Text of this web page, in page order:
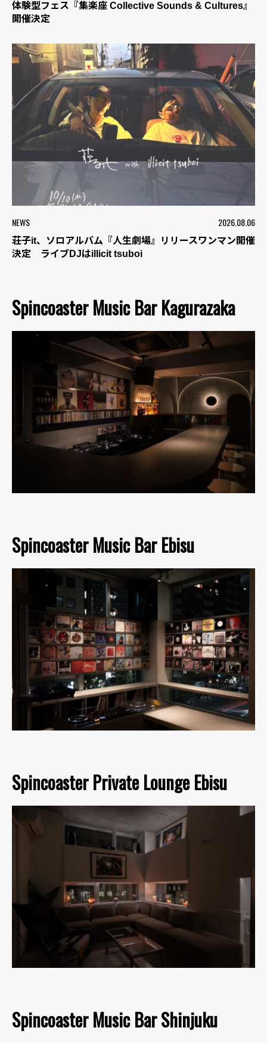
体験型フェス『集楽座 Collective Sounds & Cultures』
開催決定
NEWS 2026.08.06
荘子it、ソロアルバム『人生劇場』リリースワンマン開催
決定 ライブDJはillicit tsuboi
Spincoaster Music Bar Kagurazaka
Spincoaster Music Bar Ebisu
Spincoaster Private Lounge Ebisu
Spincoaster Music Bar Shinjuku